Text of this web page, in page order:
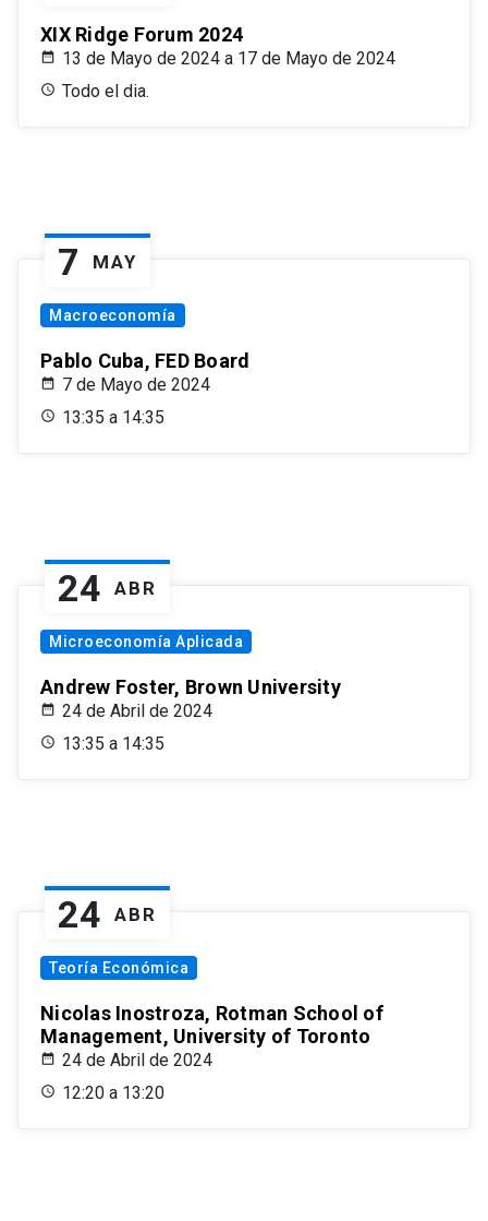
XIX Ridge Forum 2024
13 de Mayo de 2024 a 17 de Mayo de 2024
Todo el dia.
7 MAY
Macroeconomía
Pablo Cuba, FED Board
7 de Mayo de 2024
13:35 a 14:35
24 ABR
Microeconomía Aplicada
Andrew Foster, Brown University
24 de Abril de 2024
13:35 a 14:35
24 ABR
Teoría Económica
Nicolas Inostroza, Rotman School of
Management, University of Toronto
24 de Abril de 2024
12:20 a 13:20